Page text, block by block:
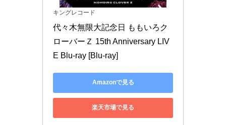
キングレコード
代々木無限大記念日 ももいろク
ローバーＺ 15th Anniversary LIV
E Blu-ray [Blu-ray]
Amazonで見る
楽天市場で見る